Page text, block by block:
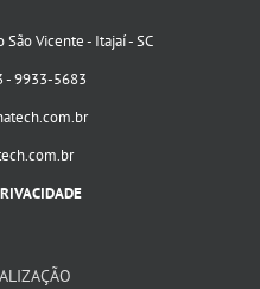
São Vicente - Itajaí - SC
- 9933-5683